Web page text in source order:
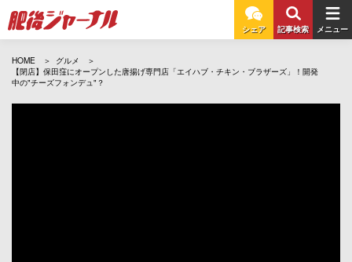
シェア 記事検索 メニュー
HOME
グルメ
【閉店】保田窪にオープンした唐揚げ専門店「エイハブ・チキン・ブラザーズ」！開発
中の"チーズフォンデュ"？